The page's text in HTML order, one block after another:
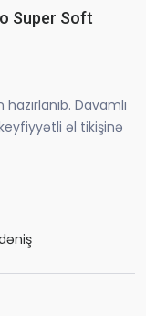
Super Soft
Davamlı
əl tikişinə